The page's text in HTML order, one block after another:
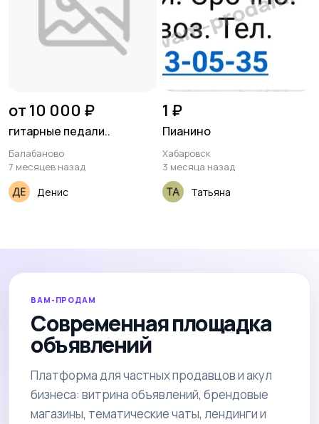
от 10 000 ₽
гитарные педали..
Балабаново
7 месяцев назад
Денис
1 ₽
Пианино
Хабаровск
3 месяца назад
Татьяна
ВАМ-ПРОДАМ
Современная площадка
объявлений
Платформа для частных продавцов и акул
бизнеса: витрина объявлений, брендовые
магазины, тематические чаты, лендинги и